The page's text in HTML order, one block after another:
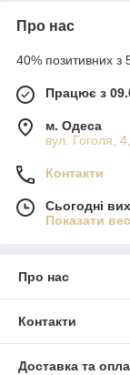
Про нас
40% позитивних з 5
Працює з
м. Одеса
вул. Гоголя,
Контакти
Сьогодні
Показати
Про нас
Контакти
Доставка та